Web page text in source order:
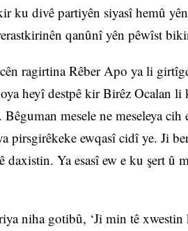
ku divê partiyên siyasî hemû
qanûnî yên pêwîst
ragirtina Rêber Apo ya li
heyî destpê kir Birêz Ocalan
mesele ne meseleya
pirsgirêkeke ewqasî cidî ye. Ji
daxistin. Ya esasî ew e ku şert û
niha gotibû, ‘Ji min tê